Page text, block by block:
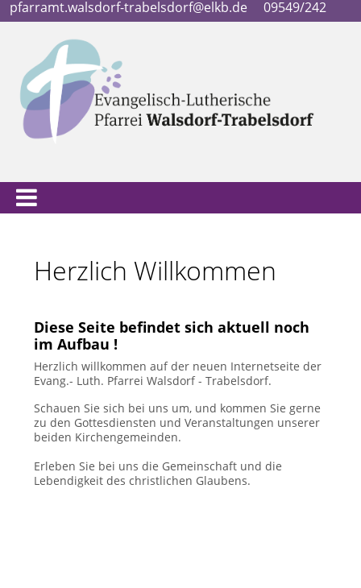
pfarramt.walsdorf-trabelsdorf@elkb.de 09549/242
Herzlich Willkommen
Diese Seite befindet sich aktuell noch
im Aufbau !
Herzlich willkommen auf der neuen Internetseite der
Evang.- Luth. Pfarrei Walsdorf - Trabelsdorf.
Schauen Sie sich bei uns um, und kommen Sie gerne
zu den Gottesdiensten und Veranstaltungen unserer
beiden Kirchengemeinden.
Erleben Sie bei uns die Gemeinschaft und die
Lebendigkeit des christlichen Glaubens.